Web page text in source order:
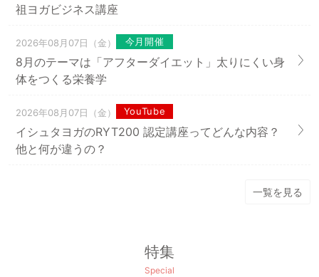
祖ヨガビジネス講座
2026年08月07日（金） 今月開催
8月のテーマは「アフターダイエット」太りにくい身
体をつくる栄養学
2026年08月07日（金） YouTube
イシュタヨガのRYT200 認定講座ってどんな内容？
他と何が違うの？
一覧を見る
特集
Special